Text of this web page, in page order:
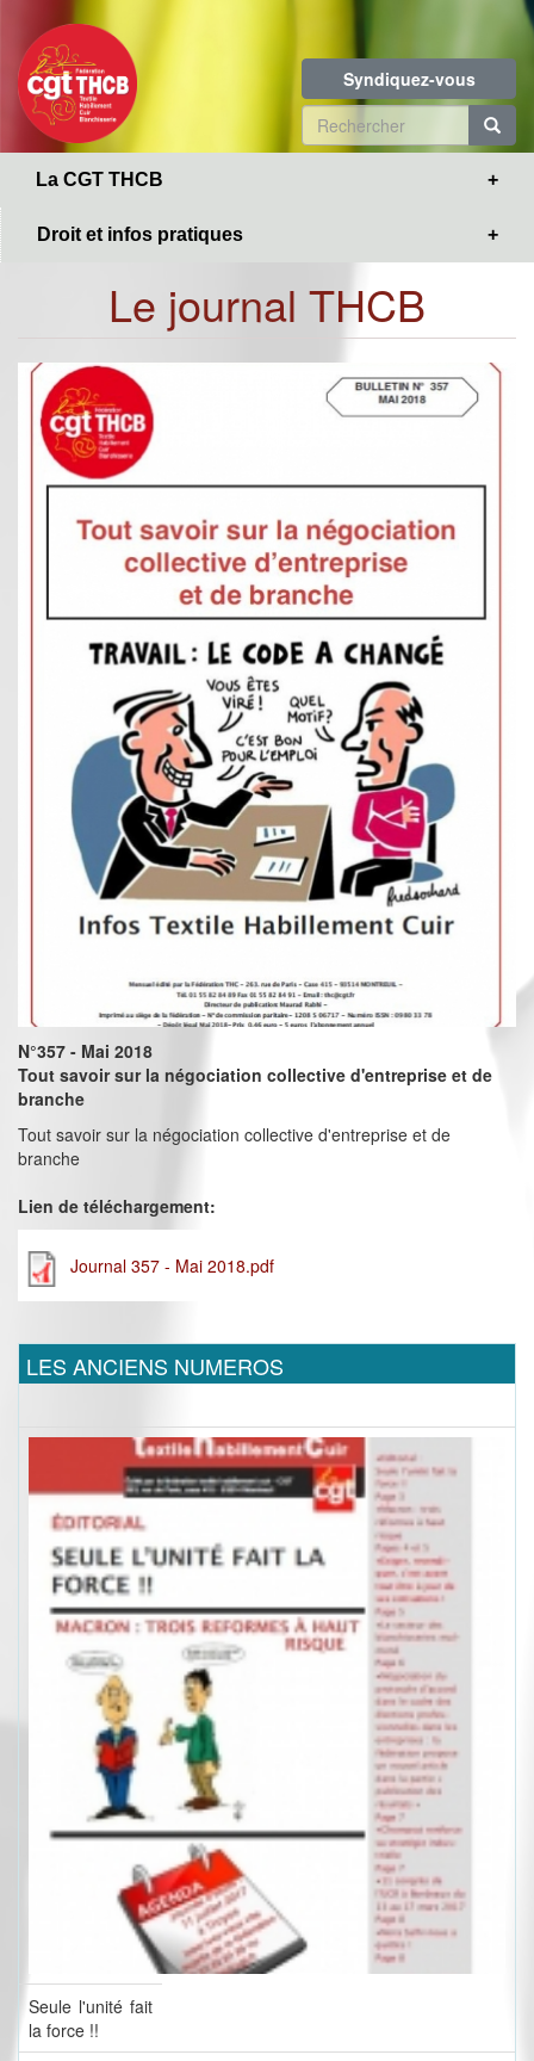
contenu
principal
Syndiquez-vous
Formulaire
de
La CGT THCB
Droit et infos pratiques
Le journal THCB
N°357 - Mai 2018
Tout savoir sur la négociation collective d'entreprise et de
branche
Tout savoir sur la négociation collective d'entreprise et de
branche
Lien de téléchargement:
Journal 357 - Mai 2018.pdf
LES ANCIENS NUMEROS
Seule l'unité fait
la force !!